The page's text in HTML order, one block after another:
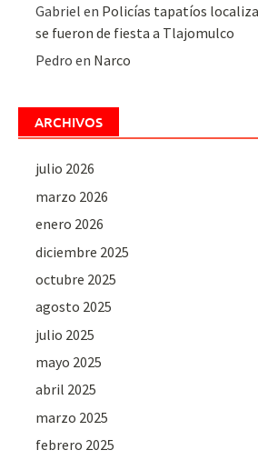
Gabriel en Policías tapatíos
se fueron de fiesta a Tlajomulco
Pedro en Narco
ARCHIVOS
julio 2026
marzo 2026
enero 2026
diciembre 2025
octubre 2025
agosto 2025
julio 2025
mayo 2025
abril 2025
marzo 2025
febrero 2025